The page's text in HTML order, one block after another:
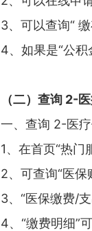
3、可以查询“ 缴
4、如果是“公积
（二）查询 2-
一、查询 2-医
1、在首页“热门
2、可查询“医保
3、“医保缴费/
4、“缴费明细”